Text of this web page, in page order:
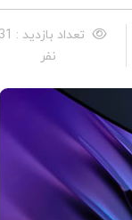
تعداد بازدید : 731
نفر